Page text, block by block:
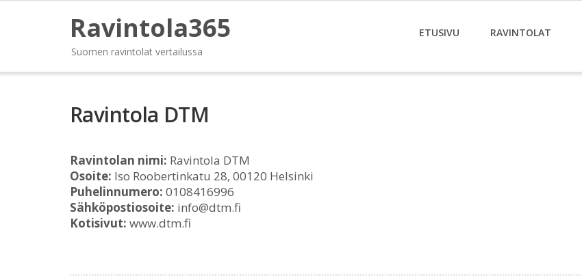
Ravintola365
Suomen ravintolat vertailussa
ETUSIVU RAVINTOLAT
Ravintola DTM
Ravintolan nimi: Ravintola DTM
Osoite: Iso Roobertinkatu 28, 00120 Helsinki
Puhelinnumero: 0108416996
Sähköpostiosoite: info@dtm.fi
Kotisivut: www.dtm.fi